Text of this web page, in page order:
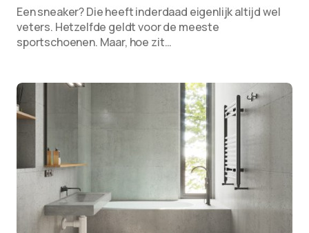
Een sneaker? Die heeft inderdaad eigenlijk altijd wel
veters. Hetzelfde geldt voor de meeste
sportschoenen. Maar, hoe zit…